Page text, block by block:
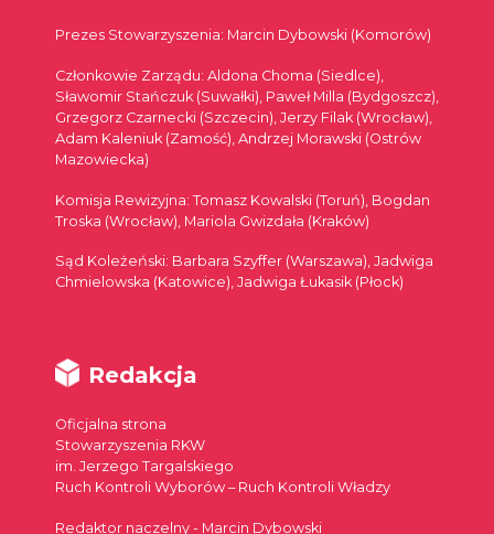
Prezes Stowarzyszenia: Marcin Dybowski (Komorów)
Członkowie Zarządu: Aldona Choma (Siedlce),
Sławomir Stańczuk (Suwałki), Paweł Milla (Bydgoszcz),
Grzegorz Czarnecki (Szczecin), Jerzy Filak (Wrocław),
Adam Kaleniuk (Zamość), Andrzej Morawski (Ostrów
Mazowiecka)
Komisja Rewizyjna: Tomasz Kowalski (Toruń), Bogdan
Troska (Wrocław), Mariola Gwizdała (Kraków)
Sąd Koleżeński: Barbara Szyffer (Warszawa), Jadwiga
Chmielowska (Katowice), Jadwiga Łukasik (Płock)
Redakcja
Oficjalna strona
Stowarzyszenia RKW
im. Jerzego Targalskiego
Ruch Kontroli Wyborów – Ruch Kontroli Władzy
Redaktor naczelny - Marcin Dybowski